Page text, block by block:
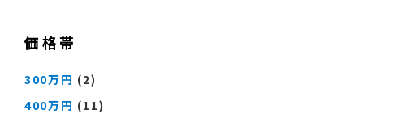
価格帯
300万円 (2)
400万円 (11)